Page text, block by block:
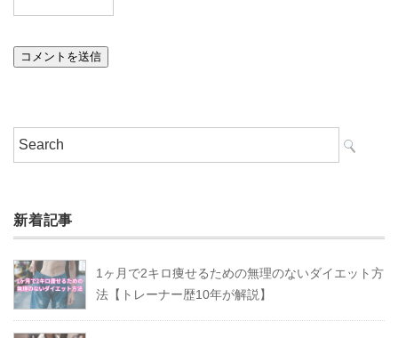
新着記事
1ヶ月で2キロ痩せるための無理のないダイエット方
法【トレーナー歴10年が解説】